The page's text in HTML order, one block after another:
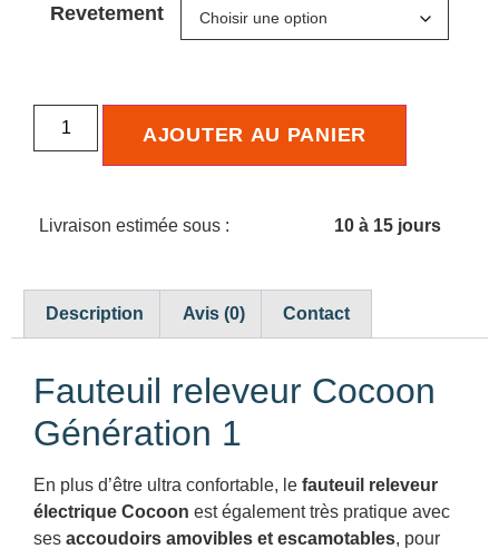
Revetement
AJOUTER AU PANIER
Livraison estimée sous : 10 à 15 jours
Description Avis (0) Contact
Fauteuil releveur Cocoon
Génération 1
En plus d’être ultra confortable, le fauteuil releveur
électrique Cocoon est également très pratique avec
ses accoudoirs amovibles et escamotables, pour